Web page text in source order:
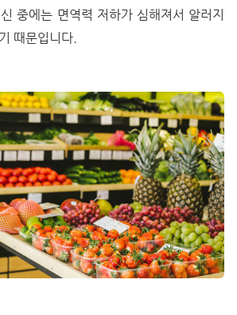
중에는 면역력 저하가 심해져서 알러지
때문입니다.